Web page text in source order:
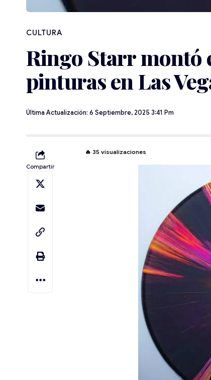
CULTURA
Ringo Starr montó
pinturas en Las
Última Actualización: 6 Septiembre, 2025 3:41 Pm
Compartir
🔥 35 visualizaciones